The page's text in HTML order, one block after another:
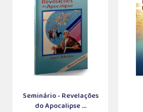
Seminário - Revelações
do Apocalipse ...